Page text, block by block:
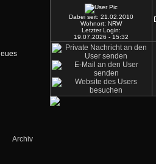
Archiv
Dabei seit: 21.02.2010
Wohnort: NRW
Letzter Login:
19.07.2026 - 15:32